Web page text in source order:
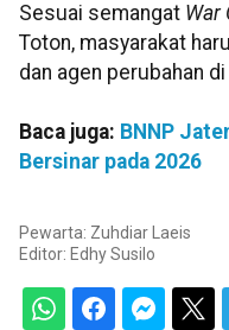
Sesuai semangat War
Toton, masyarakat
dan agen perubahan
Baca juga: BNNP
Bersinar pada 2026
Pewarta: Zuhdiar Laeis
Editor: Edhy Susilo